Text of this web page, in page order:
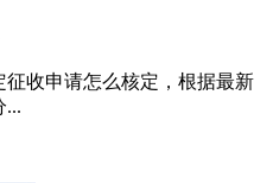
征收申请怎么核定，根据最新
...